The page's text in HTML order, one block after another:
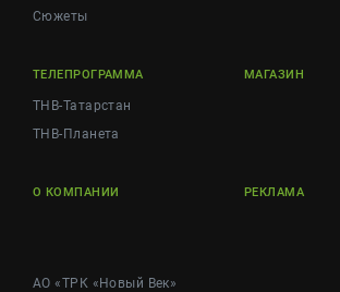
Сюжеты
ТЕЛЕПРОГРАММА
ТНВ-Татарстан
ТНВ-Планета
МАГАЗИН
О КОМПАНИИ РЕКЛАМА
АО «ТРК «Новый Век»